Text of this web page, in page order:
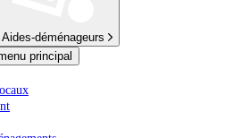
Aides-déménageurs
principal